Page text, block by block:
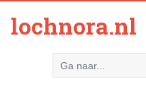
lochnora.nl
Ga naar...